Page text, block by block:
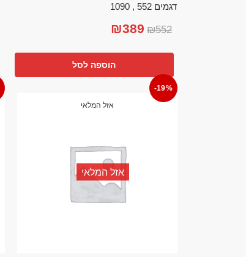
דגמים 552 , 1090
₪552
₪389
הוספה לסל
-19%
אזל המלאי
אזל המלאי